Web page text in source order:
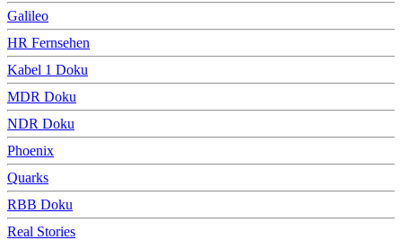
Galileo
HR Fernsehen
Kabel 1 Doku
MDR Doku
NDR Doku
Phoenix
Quarks
RBB Doku
Real Stories